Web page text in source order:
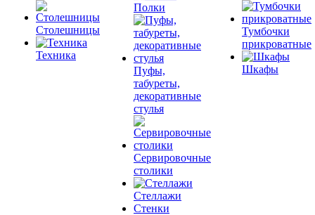
Столешницы
Техника
Полки
Пуфы,
табуреты,
декоративные
стулья
Сервировочные
столики
Стеллажи
Стенки
Тумбочки
прикроватные
Шкафы